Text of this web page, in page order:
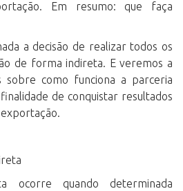
. Em resumo: que faça
a decisão de realizar todos os
de forma indireta. E veremos a
sobre como funciona a parceria
de conquistar resultados
ocorre quando determinada